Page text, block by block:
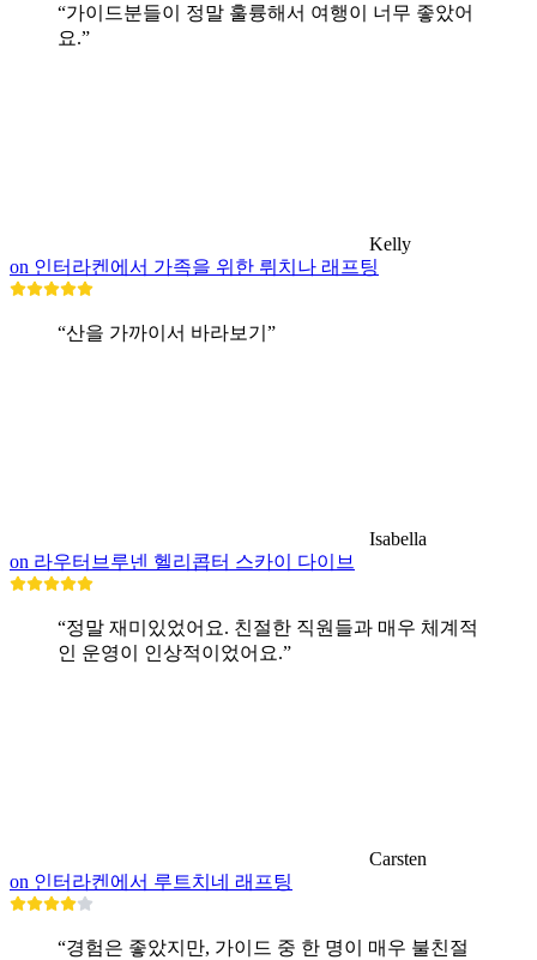
“가이드분들이 정말 훌륭해서 여행이 너무 좋았어
요.”
Kelly
on 인터라켄에서 가족을 위한 뤼치나 래프팅
“산을 가까이서 바라보기”
Isabella
on 라우터브루넨 헬리콥터 스카이 다이브
“정말 재미있었어요. 친절한 직원들과 매우 체계적
인 운영이 인상적이었어요.”
Carsten
on 인터라켄에서 루트치네 래프팅
“경험은 좋았지만, 가이드 중 한 명이 매우 불친절